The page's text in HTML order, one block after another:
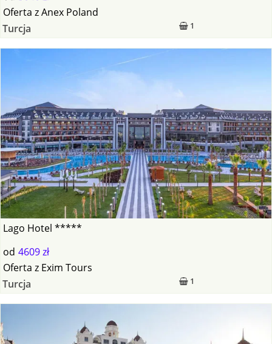
1
Oferta zAnex Poland
Turcja
Lago Hotel *****
od 4609 zł
1
Oferta z Exim Tours
Turcja